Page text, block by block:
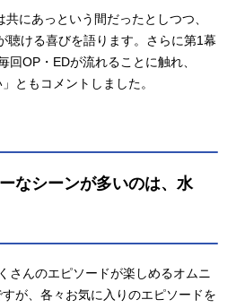
にあっという間だったとしつつ、
聴ける喜びを語ります。さらに第1幕
回OP・EDが流れることに触れ、
ともコメントしました。
なシーンが多いのは、水
さんのエピソードが楽しめるオムニ
が、各々お気に入りのエピソードを